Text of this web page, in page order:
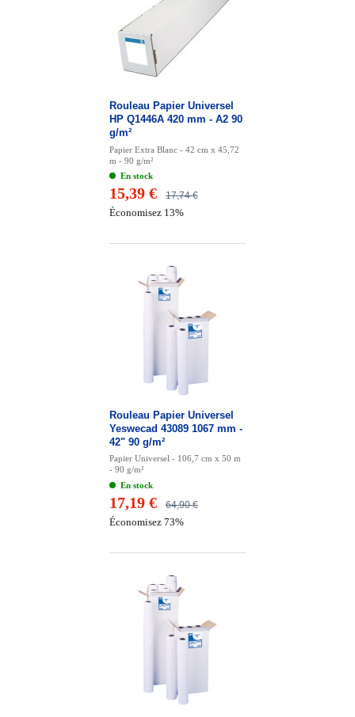
Rouleau Papier Universel
HP Q1446A 420 mm - A2 90
g/m²
Papier Extra Blanc - 42 cm x 45,72
m - 90 g/m²
En stock
17,74 €
15,39 €
Économisez 13%
Rouleau Papier Universel
Yeswecad 43089 1067 mm -
42" 90 g/m²
Papier Universel - 106,7 cm x 50 m
- 90 g/m²
En stock
64,90 €
17,19 €
Économisez 73%